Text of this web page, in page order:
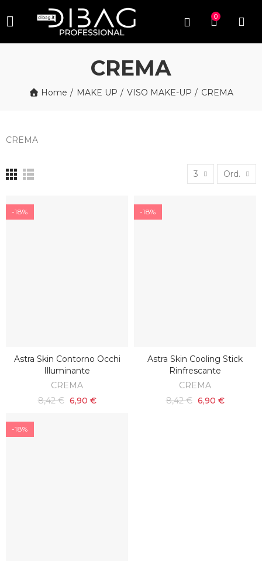
0
CREMA
Home MAKE UP VISO MAKE-UP CREMA
CREMA
3 Ord.
-18%
AGGIUNGI AL CARRELLO
Astra Skin Contorno Occhi
Illuminante
CREMA
8,42 € 6,90 €
-18%
AGGIUNGI AL CARRELLO
Astra Skin Cooling Stick
Rinfrescante
CREMA
8,42 € 6,90 €
-18%